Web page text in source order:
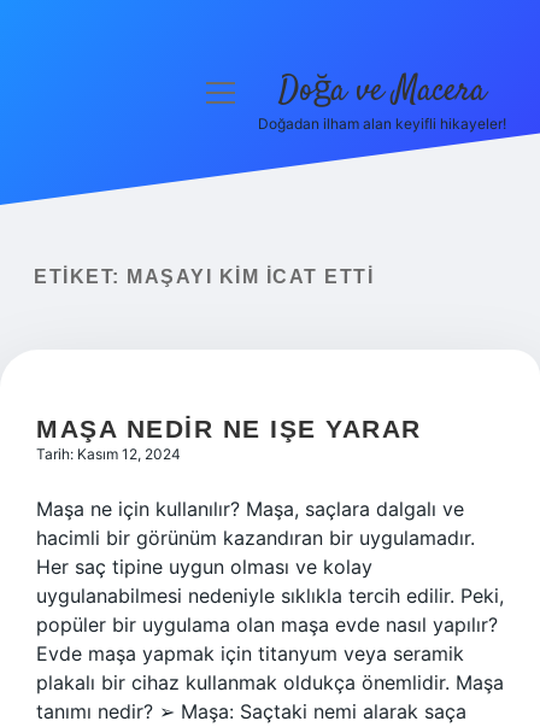
Yasal Uyarı
menüyü Doğa ve Macera
Doğadan ilham alan keyifli hikayeler!
ETIKET: MAŞAYI KIM ICAT ETTI
MAŞA NEDIR NE IŞE YARAR
Tarih: Kasım 12, 2024
Maşa ne için kullanılır? Maşa, saçlara dalgalı ve
hacimli bir görünüm kazandıran bir uygulamadır.
Her saç tipine uygun olması ve kolay
uygulanabilmesi nedeniyle sıklıkla tercih edilir. Peki,
popüler bir uygulama olan maşa evde nasıl yapılır?
Evde maşa yapmak için titanyum veya seramik
plakalı bir cihaz kullanmak oldukça önemlidir. Maşa
tanımı nedir? ➢ Maşa: Saçtaki nemi alarak saça